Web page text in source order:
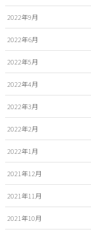
2022年9月
2022年6月
2022年5月
2022年4月
2022年3月
2022年2月
2022年1月
2021年12月
2021年11月
2021年10月